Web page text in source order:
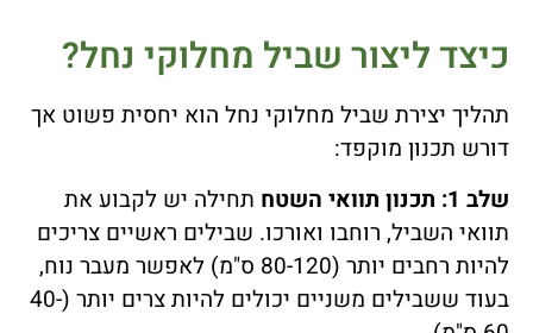
כיצד ליצור שביל מחלוקי נחל?
תהליך יצירת שביל מחלוקי נחל הוא יחסית פשוט אך
דורש תכנון מוקפד:
שלב 1: תכנון תוואי השטח
תחילה יש לקבוע את
תוואי השביל, רוחבו ואורכו. שבילים ראשיים צריכים
להיות רחבים יותר (80-120 ס"מ) לאפשר מעבר נוח,
בעוד ששבילים משניים יכולים להיות צרים יותר (40-